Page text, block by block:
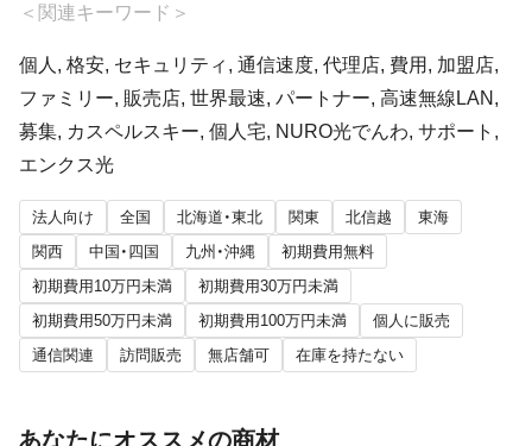
＜ 関連キーワード ＞
個人, 格安, セキュリティ, 通信速度, 代理店, 費用, 加盟店,
ファミリー, 販売店, 世界最速, パートナー, 高速無線LAN,
募集, カスペルスキー, 個人宅, NURO光でんわ, サポート,
エンクス光
法人向け 全国 北海道・東北 関東 北信越
東海
関西
中国・四国 九州・沖縄
初期費用無料
初期費用10万円未満
初期費用30万円未満
初期費用50万円未満
初期費用100万円未満
個人に販売
通信関連
訪問販売 無店舗可 在庫を持たない
あなたにオススメの商材